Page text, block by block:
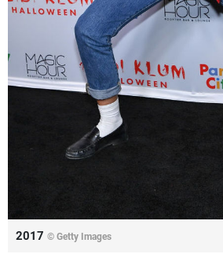
2017 © Getty Images